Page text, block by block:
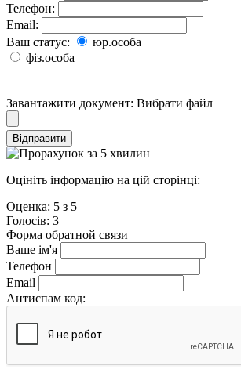
Телефон:
Email:
Ваш статус:
юр.особа
фіз.особа
Завантажити документ: Вибрати файл
Відправити
Оцініть інформацію на цій сторінці:
Оценка: 5 з 5
Голосiв: 3
Форма обратной связи
Ваше ім'я
Телефон
Email
Антиспам код: